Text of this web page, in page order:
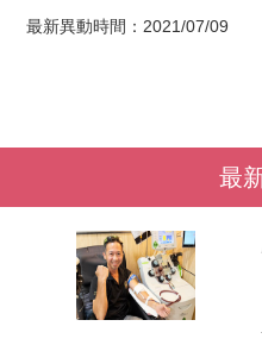
最新異動時間：2021/07/09
最